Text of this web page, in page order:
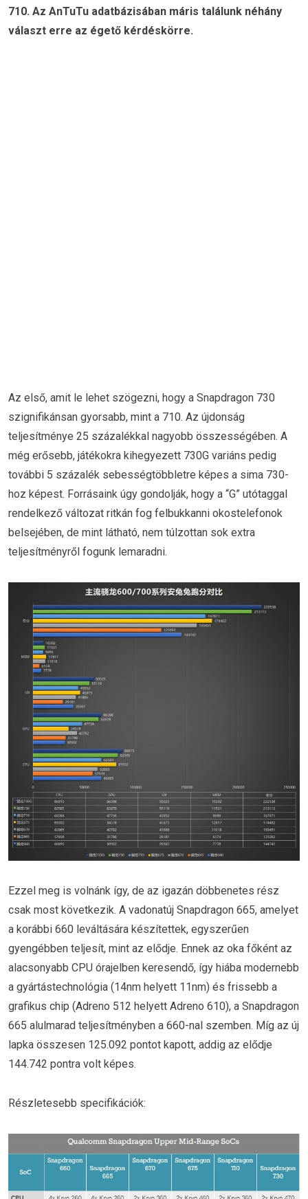
710. Az AnTuTu adatbázisában máris találunk néhány
választ erre az égető kérdéskörre.
Az első, amit le lehet szögezni, hogy a Snapdragon 730
szignifikánsan gyorsabb, mint a 710. Az újdonság
teljesítménye 25 százalékkal nagyobb összességében. A
még erősebb, játékokra kihegyezett 730G variáns pedig
további 5 százalék sebességtöbbletre képes a sima 730-
hoz képest. Forrásaink úgy gondolják, hogy a “G” utótaggal
rendelkező változat ritkán fog felbukkanni okostelefonok
belsejében, de mint látható, nem túlzottan sok extra
teljesítményről fogunk lemaradni.
Ezzel meg is volnánk így, de az igazán döbbenetes rész
csak most következik. A vadonatúj Snapdragon 665, amelyet
a korábbi 660 leváltására készítettek, egyszerűen
gyengébben teljesít, mint az elődje. Ennek az oka főként az
alacsonyabb CPU órajelben keresendő, így hiába modernebb
a gyártástechnológia (14nm helyett 11nm) és frissebb a
grafikus chip (Adreno 512 helyett Adreno 610), a Snapdragon
665 alulmarad teljesítményben a 660-nal szemben. Míg az új
lapka összesen 125.092 pontot kapott, addig az elődje
144.742 pontra volt képes.
Részletesebb specifikációk: